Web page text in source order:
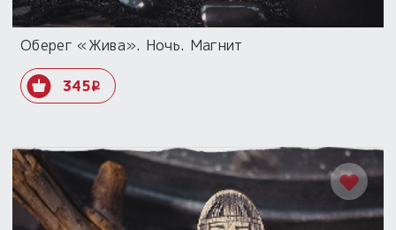
Оберег «Жива». Ночь. Магнит
345i